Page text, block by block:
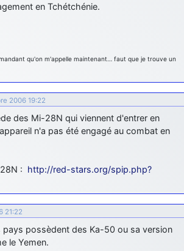
en Tchétchénie.
qu'on m'appelle maintenant… faut que je trouve un
2006 19:22
des Mi-28N qui viennent d'entrer en
n'a pas été engagé au combat en
: http://red-stars.org/spip.php?
21:22
pays possèdent des Ka-50 ou sa version
le Yemen.